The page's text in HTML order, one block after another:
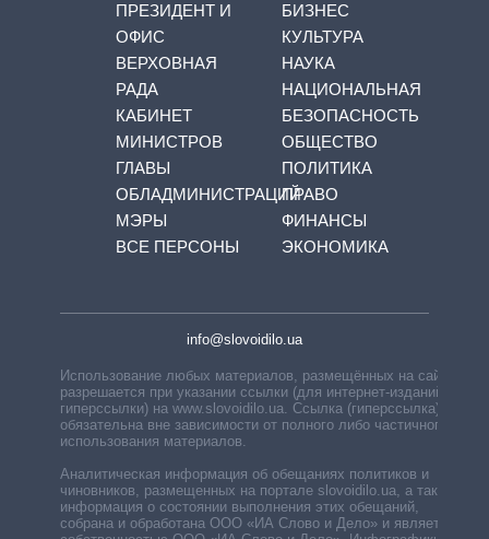
ПРЕЗИДЕНТ И
ОФИС
ВЕРХОВНАЯ
РАДА
КАБИНЕТ
МИНИСТРОВ
ГЛАВЫ
ОБЛАДМИНИСТРАЦИЙ
МЭРЫ
ВСЕ ПЕРСОНЫ
БИЗНЕС
КУЛЬТУРА
НАУКА
НАЦИОНАЛЬНАЯ
БЕЗОПАСНОСТЬ
ОБЩЕСТВО
ПОЛИТИКА
ПРАВО
ФИНАНСЫ
ЭКОНОМИКА
info@slovoidilo.ua
Использование любых материалов, размещённых на сайте,
разрешается при указании ссылки (для интернет-изданий —
гиперссылки) на www.slovoidilo.ua. Ссылка (гиперссылка)
обязательна вне зависимости от полного либо частичного
использования материалов.
Аналитическая информация об обещаниях политиков и
чиновников, размещенных на портале slovoidilo.ua, а также
информация о состоянии выполнения этих обещаний,
собрана и обработана ООО «ИА Слово и Дело» и является